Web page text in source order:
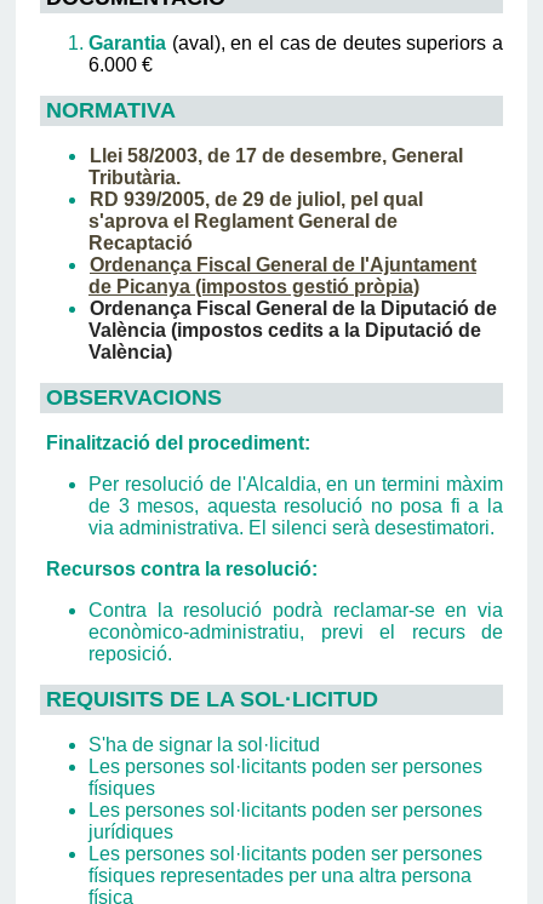
Garantia (aval), en el cas de deutes superiors a
6.000 €
NORMATIVA
Llei 58/2003, de 17 de desembre, General
Tributària.
RD 939/2005, de 29 de juliol, pel qual
s'aprova el Reglament General de
Recaptació
Ordenança Fiscal General de l'Ajuntament
de Picanya (impostos gestió pròpia)
Ordenança Fiscal General de la Diputació de
València (impostos cedits a la Diputació de
València)
OBSERVACIONS
Finalització del procediment:
Per resolució de l'Alcaldia, en un termini màxim
de 3 mesos, aquesta resolució no posa fi a la
via administrativa. El silenci serà desestimatori.
Recursos contra la resolució:
Contra la resolució podrà reclamar-se en via
econòmico-administratiu, previ el recurs de
reposició.
REQUISITS DE LA SOL·LICITUD
S'ha de signar la sol·licitud
Les persones sol·licitants poden ser persones
físiques
Les persones sol·licitants poden ser persones
jurídiques
Les persones sol·licitants poden ser persones
físiques representades per una altra persona
física